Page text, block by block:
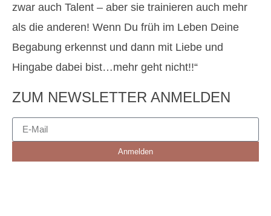
zwar auch Talent – aber sie trainieren auch mehr
als die anderen! Wenn Du früh im Leben Deine
Begabung erkennst und dann mit Liebe und
Hingabe dabei bist…mehr geht nicht!!“
ZUM NEWSLETTER ANMELDEN
Anmelden